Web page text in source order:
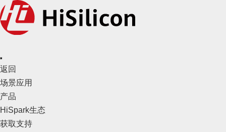
返回
场景应用
产品
HiSpark生态
获取支持